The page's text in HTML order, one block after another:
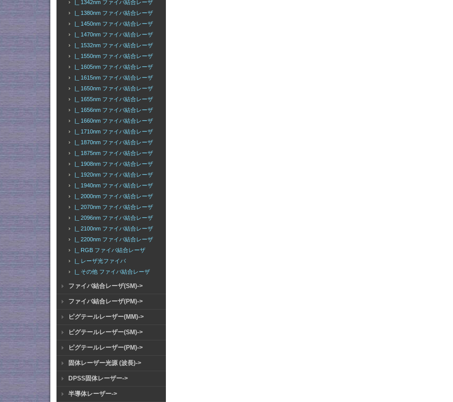
|_ 1342nm ファイバ結合レーザ
|_ 1380nm ファイバ結合レーザ
|_ 1450nm ファイバ結合レーザ
|_ 1470nm ファイバ結合レーザ
|_ 1532nm ファイバ結合レーザ
|_ 1550nm ファイバ結合レーザ
|_ 1605nm ファイバ結合レーザ
|_ 1615nm ファイバ結合レーザ
|_ 1650nm ファイバ結合レーザ
|_ 1655nm ファイバ結合レーザ
|_ 1656nm ファイバ結合レーザ
|_ 1660nm ファイバ結合レーザ
|_ 1710nm ファイバ結合レーザ
|_ 1870nm ファイバ結合レーザ
|_ 1875nm ファイバ結合レーザ
|_ 1908nm ファイバ結合レーザ
|_ 1920nm ファイバ結合レーザ
|_ 1940nm ファイバ結合レーザ
|_ 2000nm ファイバ結合レーザ
|_ 2070nm ファイバ結合レーザ
|_ 2096nm ファイバ結合レーザ
|_ 2100nm ファイバ結合レーザ
|_ 2200nm ファイバ結合レーザ
|_ RGB ファイバ結合レーザ
|_ レーザ光ファイバ
|_ その他 ファイバ結合レーザ
ファイバ結合レーザ(SM)->
ファイバ結合レーザ(PM)->
ピグテールレーザー(MM)->
ピグテールレーザー(SM)->
ピグテールレーザー(PM)->
固体レーザー光源 (波長)->
DPSS固体レーザー->
半導体レーザー->